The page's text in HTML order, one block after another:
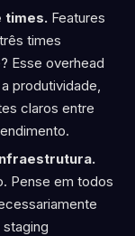
times.Features
times
Esse overhead
produtividade,
claros entre
Pense em todos